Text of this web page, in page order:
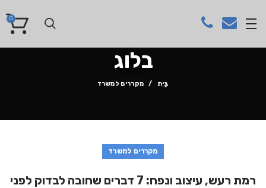
0
בלוג
בַּיִת מקררים למשרד
מקררים למשרד
רמת רעש, עיצוב ונפח: 7 דברים שחובה לבדוק לפני